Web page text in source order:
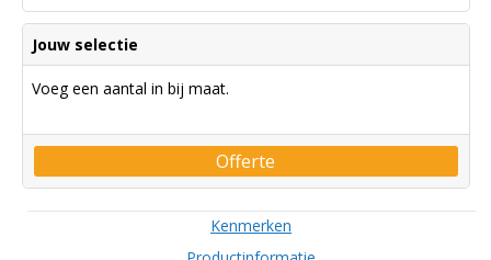
Jouw selectie
Voeg een aantal in bij maat.
Offerte
Kenmerken